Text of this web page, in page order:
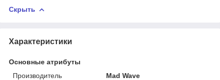
Скрыть
Характеристики
Основные атрибуты
Производитель
Mad Wave